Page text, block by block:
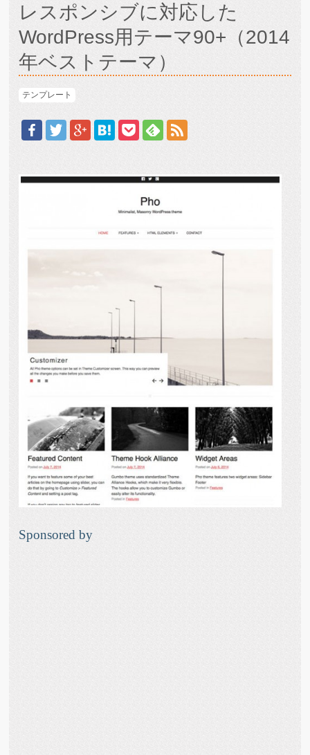
レスポンシブに対応した
WordPress用テーマ90+（2014
年ベストテーマ）
テンプレート
Sponsored by